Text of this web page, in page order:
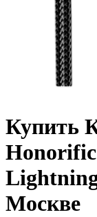
Купить
Москве